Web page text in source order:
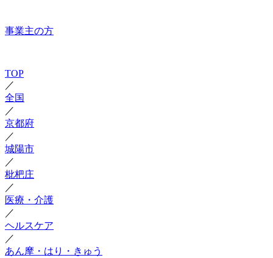
事業主の方
TOP
／
全国
／
京都府
／
城陽市
／
枇杷庄
／
医療・介護
／
ヘルスケア
／
あん摩・はり・きゅう